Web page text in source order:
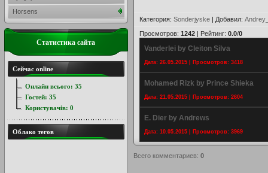
Категория: Sonderjyske | Добавил:
Просмотров: 1242 | Рейтинг: 0.0/0
Vanderlei by Cleiton Silva
Дата: 26.05.2015 | Просмотров: 3418
Mohamed Rizk by Prince Shieka
Дата: 21.05.2015 | Просмотров: 2604
E. Dier by Andrews
Дата: 10.05.2015 | Просмотров: 3969
Всего комментариев: 0
Horsens
Статистика сайта
Сейчас online
Онлайн всього: 35
Гостей: 35
Користувачів: 0
Облако тегов